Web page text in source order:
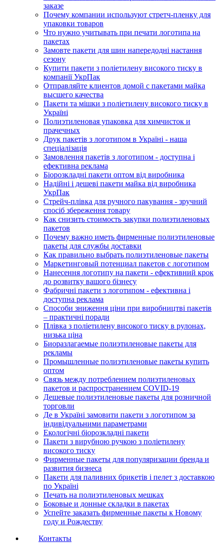
заказе
Почему компании используют стретч-пленку для
упаковки товаров
Что нужно учитывать при печати логотипа на
пакетах
Замовте пакети для шин напередодні настання
сезону
Купити пакети з поліетилену високого тиску в
компанії УкрПак
Отправляйте клиентов домой с пакетами майка
высшего качества
Пакети та мішки з поліетилену високого тиску в
Україні
Полиэтиленовая упаковка для химчисток и
прачечных
Друк пакетів з логотипом в Україні - наша
спеціалізація
Замовлення пакетів з логотипом - доступна і
ефективна реклама
Біорозкладні пакети оптом від виробника
Надійні і дешеві пакети майка від виробника
УкрПак
Стрейч-плівка для ручного пакування - зручний
спосіб збереження товару
Как снизить стоимость закупки полиэтиленовых
пакетов
Почему важно иметь фирменные полиэтиленовые
пакеты для службы доставки
Как правильно выбрать полиэтиленовые пакеты
Маркетинговый потенциал пакетов с логотипом
Нанесення логотипу на пакети - ефективний крок
до розвитку вашого бізнесу
Фабричні пакети з логотипом - ефективна і
доступна реклама
Способи зниження ціни при виробництві пакетів
– практичні поради
Плівка з поліетилену високого тиску в рулонах,
низька ціна
Биоразлагаемые полиэтиленовые пакеты для
рекламы
Промышленные полиэтиленовые пакеты купить
оптом
Связь между потреблением полиэтиленовых
пакетов и распространением COVID-19
Дешевые полиэтиленовые пакеты для розничной
торговли
Де в Україні замовити пакети з логотипом за
індивідуальними параметрами
Екологічні біорозкладні пакети
Пакети з вирубною ручкою з поліетилену
високого тиску
Фирменные пакеты для популяризации бренда и
развития бизнеса
Пакети для паливних брикетів і пелет з доставкою
по Україні
Печать на полиэтиленовых мешках
Боковые и донные складки в пакетах
Успейте заказать фирменные пакеты к Новому
году и Рождеству
Контакты